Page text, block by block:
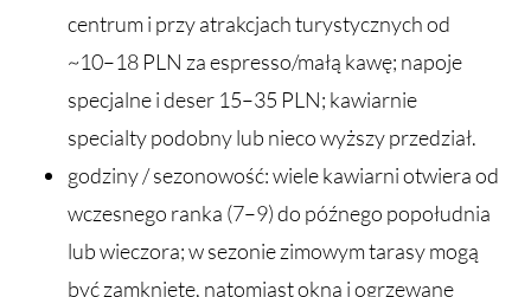
centrum i przy atrakcjach turystycznych od
~10–18 PLN za espresso/małą kawę; napoje
specjalne i deser 15–35 PLN; kawiarnie
specialty podobny lub nieco wyższy przedział.
godziny / sezonowość: wiele kawiarni otwiera od
wczesnego ranka (7–9) do późnego popołudnia
lub wieczora; w sezonie zimowym tarasy mogą
być zamknięte, natomiast okna i ogrzewane